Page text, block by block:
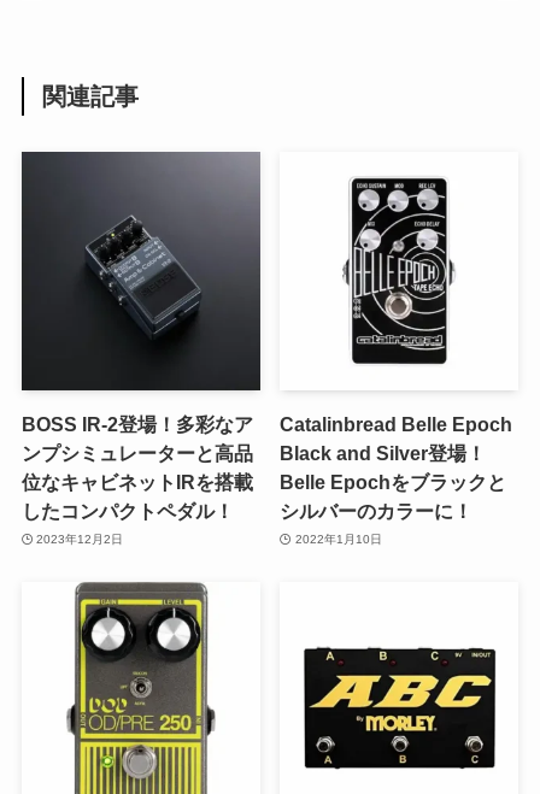
関連記事
BOSS IR-2登場！多彩なア
ンプシミュレーターと高品
位なキャビネットIRを搭載
したコンパクトペダル！
2023年12月2日
Catalinbread Belle Epoch
Black and Silver登場！
Belle Epochをブラックと
シルバーのカラーに！
2022年1月10日